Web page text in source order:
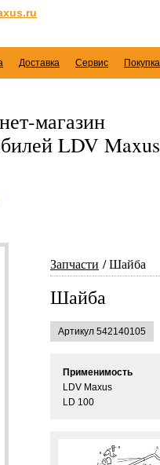
Доставка Сервис
магазин
LDV Maxus
Запчасти Шайба
Шайба
Артикул 542140105
Применимость
LDV Maxus
LD 100